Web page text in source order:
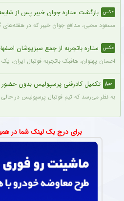
عکس بازگشت ستاره جوان خیبر پس از
مسعود محبی، مدافع جوان خیبر که در هفته‌های
عکس ستاره باتجربه از جمع سبزپوشان
احسان پهلوان، هافبک باتجربه فوتبال
اخبار تکمیل کادرفنی پرسپولیس بدون
به نظر می‌رسد که تیم فوتبال پرسپولیس در
برای درج بک لینک شما در